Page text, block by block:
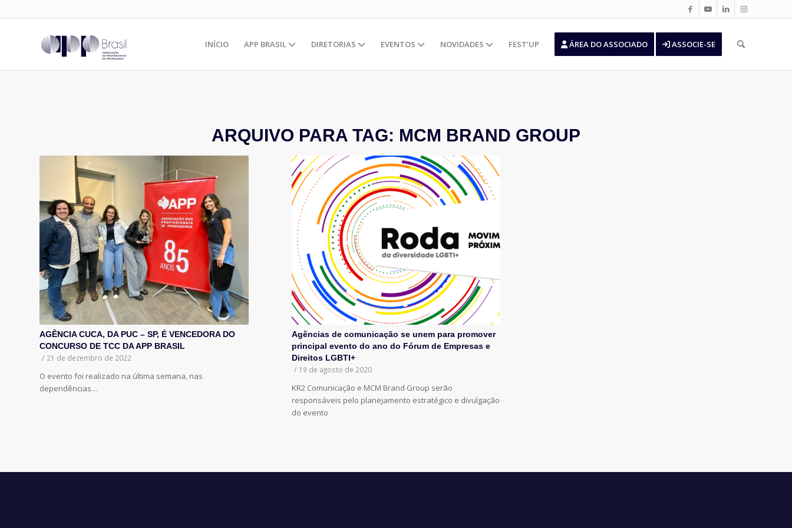
INÍCIO APP BRASIL DIRETORIAS EVENTOS NOVIDADES FEST’UP ÁREA DO ASSOCIADO ASSOCIE-SE
ARQUIVO PARA TAG: MCM BRAND GROUP
AGÊNCIA CUCA, DA PUC – SP, É VENCEDORA DO
CONCURSO DE TCC DA APP BRASIL
/ 21 de dezembro de 2022
O evento foi realizado na última semana, nas
dependências…
Agências de comunicação se unem para promover
principal evento do ano do Fórum de Empresas e
Direitos LGBTI+
/ 19 de agosto de 2020
KR2 Comunicação e MCM Brand Group serão
responsáveis pelo planejamento estratégico e divulgação
do evento